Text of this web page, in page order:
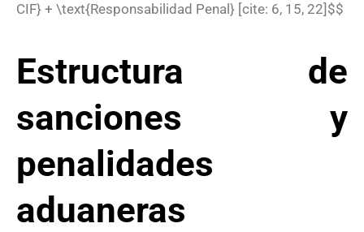
CIF} + \text{Responsabilidad Penal} [cite: 6, 15, 22]$$
Estructura de
sanciones y
penalidades
aduaneras